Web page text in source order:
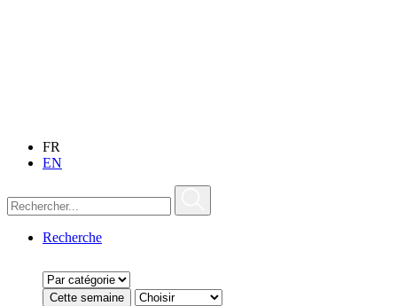
FR
EN
Recherche
Cette semaine